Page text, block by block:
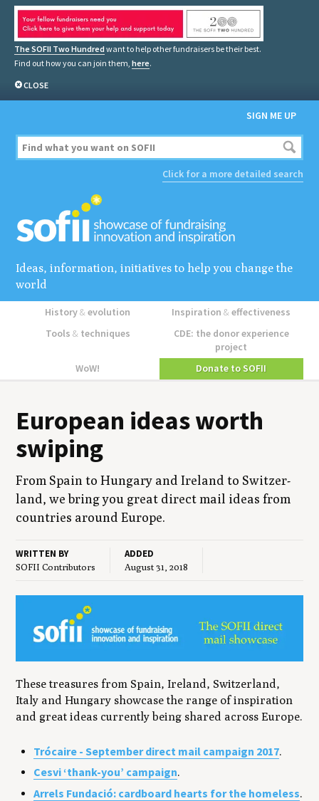
The SOFII Two Hundred want to help other fundraisers be their best.
Find out how you can join them, here.
CLOSE
SIGN ME UP
Click for a more detailed search
Ideas, information, initiatives to help you change the
world
History&evolution Inspiration&effectiveness
Tools &techniques
CDE: the donor experience
project
WoW!
Donate to SOFII
Euro­pean ideas worth
swiping
From Spain to Hun­gary and Ire­land to Switzer­
land, we bring you great direct mail ideas from
coun­tries around Europe.
WRITTEN BY
SOFII Contributors
ADDED
August 31, 2018
These treasures from Spain, Ireland, Switzerland,
Italy and Hungary showcase the range of inspiration
and great ideas currently being shared across Europe.
Trócaire - September direct mail campaign 2017.
Cesvi ‘thank-you’ campaign.
Arrels Fundació: cardboard hearts for the homeless.